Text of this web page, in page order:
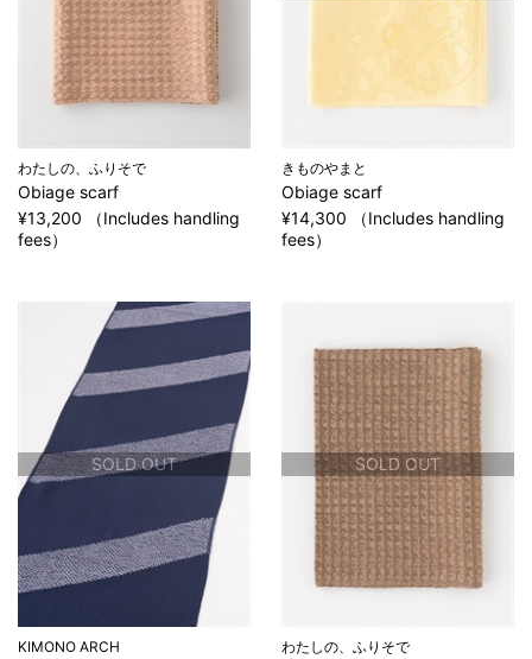
わたしの、ふりそで
Obiage scarf
¥13,200 （Includes handling
fees）
きものやまと
Obiage scarf
¥14,300 （Includes handling
fees）
SOLD OUT
KIMONO ARCH
SOLD OUT
わたしの、ふりそで